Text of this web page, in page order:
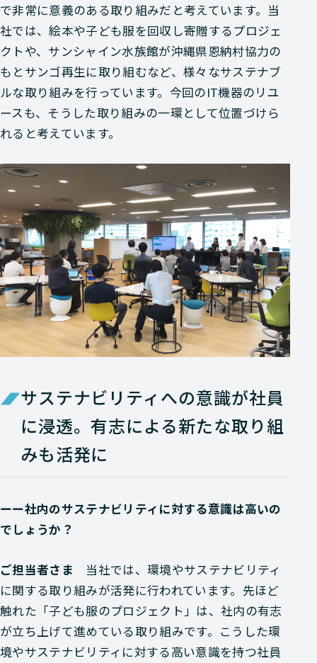
で非常に意義のある取り組みだと考えています。当
社では、絵本や子ども服を回収し寄贈するプロジェ
クトや、サンシャイン水族館が沖縄県恩納村協力の
もとサンゴ再生に取り組むなど、様々なサステナブ
ルな取り組みを行っています。今回のIT機器のリユ
ースも、そうした取り組みの一環として位置づけら
れると考えています。
サステナビリティへの意識が社員
に浸透。有志による新たな取り組
みも活発に
ーー社内のサステナビリティに対する意識は高いの
でしょうか？
ご担当者さま 当社では、環境やサステナビリティ
に関する取り組みが活発に行われています。先ほど
触れた「子ども服のプロジェクト」は、社内の有志
が立ち上げて進めている取り組みです。こうした環
境やサステナビリティに対する高い意識を持つ社員